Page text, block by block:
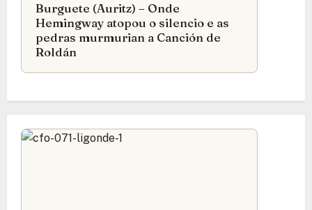
Burguete (Auritz) – Onde
Hemingway atopou o silencio e as
pedras murmurian a Canción de
Roldán